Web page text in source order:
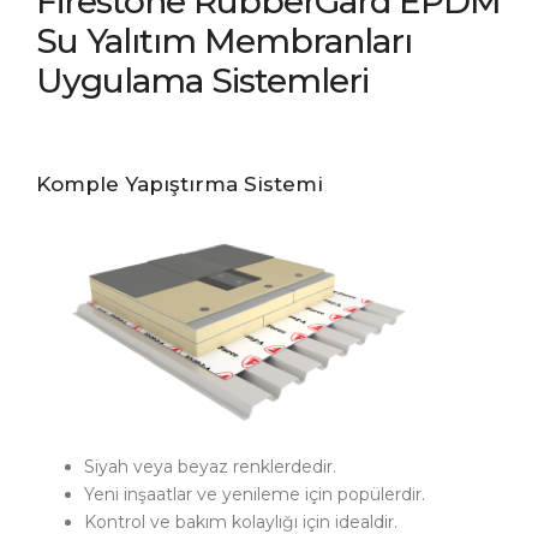
Su Yalıtım Membranları
Uygulama Sistemleri
Komple Yapıştırma Sistemi
Siyah veya beyaz renklerdedir.
Yeni inşaatlar ve yenileme için popülerdir.
Kontrol ve bakım kolaylığı için idealdir.